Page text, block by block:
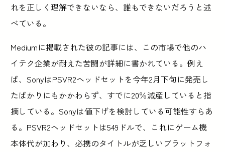
れを正しく理解できないなら、誰もできないだろうと述
べている。
Mediumに掲載された彼の記事には、この市場で他のハ
イテク企業が耐えた苦闘が詳細に書かれている。例え
ば、SonyはPSVR2ヘッドセットを今年2月下旬に発売し
たばかりにもかかわらず、すでに20％減産していると指
摘している。Sonyは値下げを検討している可能性すらあ
る。PSVR2ヘッドセットは549ドルで、これにゲーム機
本体代が加わり、必携のタイトルが乏しいプラットフォ